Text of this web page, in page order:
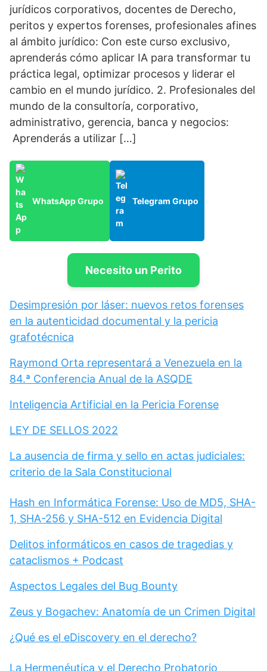
jurídicos corporativos, docentes de Derecho,
peritos y expertos forenses, profesionales afines
al ámbito jurídico: Con este curso exclusivo,
aprenderás cómo aplicar IA para transformar tu
práctica legal, optimizar procesos y liderar el
cambio en el mundo jurídico. 2. Profesionales del
mundo de la consultoría, corporativo,
administrativo, gerencia, banca y negocios:
Aprenderás a utilizar […]
WhatsApp Grupo Telegram Grupo
Necesito un Perito
Desimpresión por láser: nuevos retos forenses
en la autenticidad documental y la pericia
grafotécnica
Raymond Orta representará a Venezuela en la
84.ª Conferencia Anual de la ASQDE
Inteligencia Artificial en la Pericia Forense
LEY DE SELLOS 2022
La ausencia de firma y sello en actas judiciales:
criterio de la Sala Constitucional
Hash en Informática Forense: Uso de MD5, SHA-
1, SHA-256 y SHA-512 en Evidencia Digital
Delitos informáticos en casos de tragedias y
cataclismos + Podcast
Aspectos Legales del Bug Bounty
Zeus y Bogachev: Anatomía de un Crimen Digital
¿Qué es el eDiscovery en el derecho?
La Hermenéutica y el Derecho Probatorio